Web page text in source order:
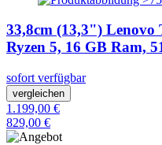
33,8cm (13,3")
Ryzen 5, 16 GB Ram,
sofort verfügbar
vergleichen
1.199,00 €
829,00 €